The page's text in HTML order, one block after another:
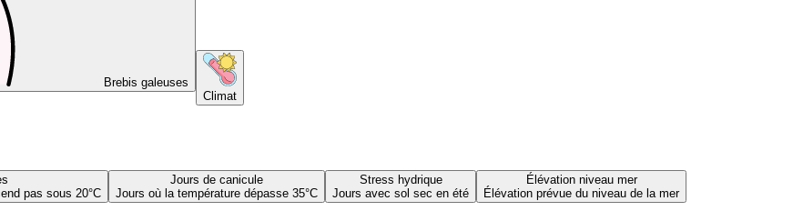
Brebis galeuses
Climat
pas sous 20°C
Jours de canicule
Jours où la température dépasse 35°C
Stress hydrique
Jours avec sol sec en été
Élévation niveau mer
Élévation prévue du niveau de la mer